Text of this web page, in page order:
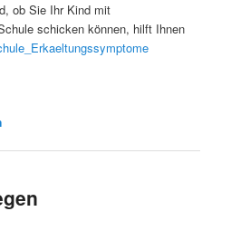
ob Sie Ihr Kind mit
schicken können, hilft Ihnen